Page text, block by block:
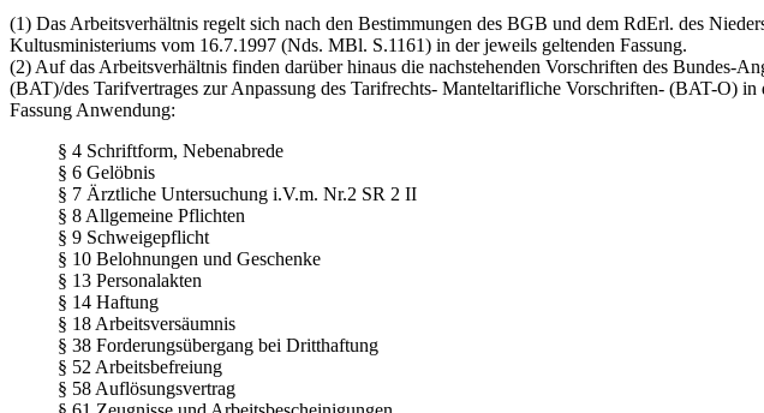
(1) Das Arbeitsverhältnis regelt sich nach den Bestimmungen des BGB und dem RdErl. des
Kultusministeriums vom 16.7.1997 (Nds. MBl. S.1161) in der jeweils geltenden Fassung.
(2) Auf das Arbeitsverhältnis finden darüber hinaus die nachstehenden Vorschriften des Bundes-
(BAT)/des Tarifvertrages zur Anpassung des Tarifrechts- Manteltarifliche Vorschriften- (BAT-O) in
Fassung Anwendung:
§ 4 Schriftform, Nebenabrede
§ 6 Gelöbnis
§ 7 Ärztliche Untersuchung i.V.m. Nr.2 SR 2 II
§ 8 Allgemeine Pflichten
§ 9 Schweigepflicht
§ 10 Belohnungen und Geschenke
§ 13 Personalakten
§ 14 Haftung
§ 18 Arbeitsversäumnis
§ 38 Forderungsübergang bei Dritthaftung
§ 52 Arbeitsbefreiung
§ 58 Auflösungsvertrag